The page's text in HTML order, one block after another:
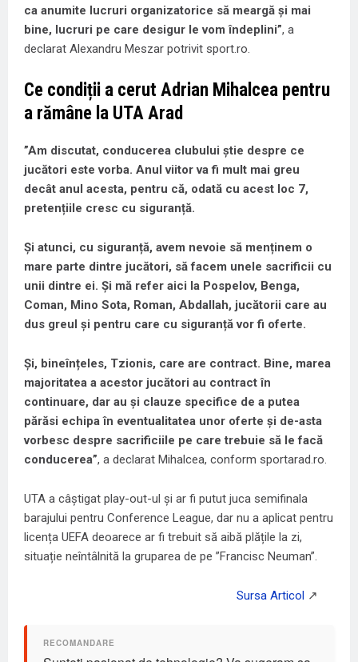
ca anumite lucruri organizatorice să meargă și mai
bine, lucruri pe care desigur le vom îndeplini”, a
declarat Alexandru Meszar potrivit sport.ro.
Ce condiții a cerut Adrian Mihalcea pentru
a rămâne la UTA Arad
”Am discutat, conducerea clubului știe despre ce
jucători este vorba. Anul viitor va fi mult mai greu
decât anul acesta, pentru că, odată cu acest loc 7,
pretențiile cresc cu siguranță.
Și atunci, cu siguranță, avem nevoie să menținem o
mare parte dintre jucători, să facem unele sacrificii cu
unii dintre ei. Și mă refer aici la Pospelov, Benga,
Coman, Mino Sota, Roman, Abdallah, jucătorii care au
dus greul și pentru care cu siguranță vor fi oferte.
Și, bineînțeles, Tzionis, care are contract. Bine, marea
majoritatea a acestor jucători au contract în
continuare, dar au și clauze specifice de a putea
părăsi echipa în eventualitatea unor oferte și de-asta
vorbesc despre sacrificiile pe care trebuie să le facă
conducerea”, a declarat Mihalcea, conform sportarad.ro.
UTA a câștigat play-out-ul și ar fi putut juca semifinala
barajului pentru Conference League, dar nu a aplicat pentru
licența UEFA deoarece ar fi trebuit să aibă plățile la zi,
situație neîntâlnită la gruparea de pe ”Francisc Neuman”.